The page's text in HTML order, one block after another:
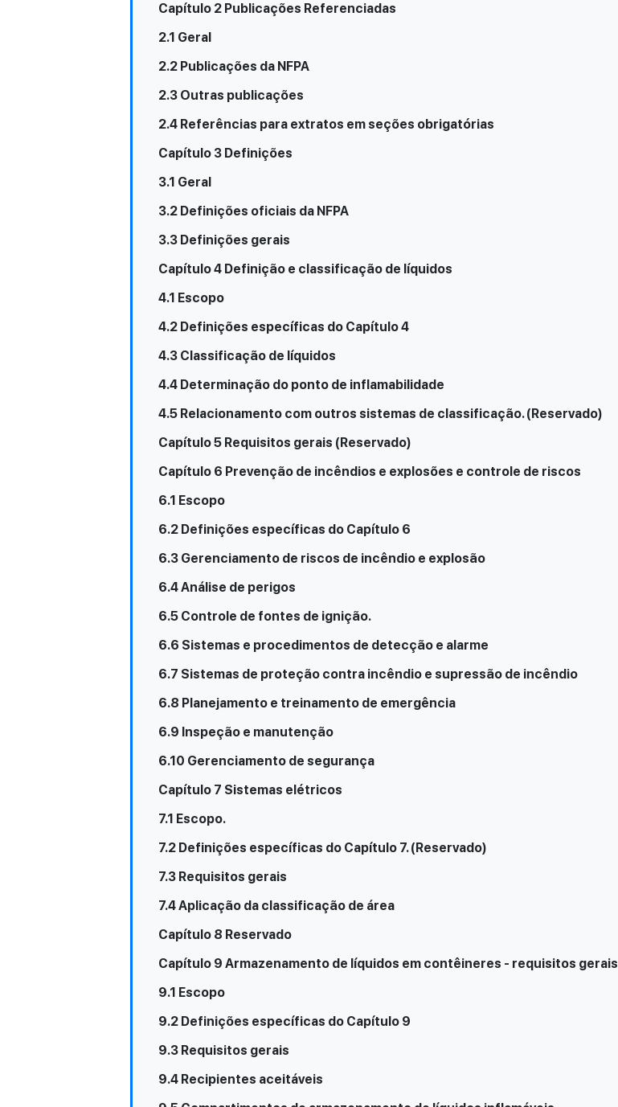
Capítulo 2 Publicações Referenciadas
2.1 Geral
2.2 Publicações da NFPA
2.3 Outras publicações
2.4 Referências para extratos em seções obrigatórias
Capítulo 3 Definições
3.1 Geral
3.2 Definições oficiais da NFPA
3.3 Definições gerais
Capítulo 4 Definição e classificação de líquidos
4.1 Escopo
4.2 Definições específicas do Capítulo 4
4.3 Classificação de líquidos
4.4 Determinação do ponto de inflamabilidade
4.5 Relacionamento com outros sistemas de classificação. (Reservado)
Capítulo 5 Requisitos gerais (Reservado)
Capítulo 6 Prevenção de incêndios e explosões e controle de riscos
6.1 Escopo
6.2 Definições específicas do Capítulo 6
6.3 Gerenciamento de riscos de incêndio e explosão
6.4 Análise de perigos
6.5 Controle de fontes de ignição.
6.6 Sistemas e procedimentos de detecção e alarme
6.7 Sistemas de proteção contra incêndio e supressão de incêndio
6.8 Planejamento e treinamento de emergência
6.9 Inspeção e manutenção
6.10 Gerenciamento de segurança
Capítulo 7 Sistemas elétricos
7.1 Escopo.
7.2 Definições específicas do Capítulo 7. (Reservado)
7.3 Requisitos gerais
7.4 Aplicação da classificação de área
Capítulo 8 Reservado
Capítulo 9 Armazenamento de líquidos em contêineres - requisitos gerais
9.1 Escopo
9.2 Definições específicas do Capítulo 9
9.3 Requisitos gerais
9.4 Recipientes aceitáveis